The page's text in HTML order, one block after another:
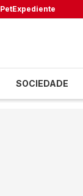
PetExpediente
SOCIEDADE